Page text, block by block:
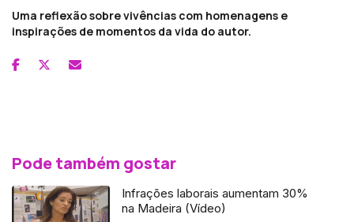
Uma reflexão sobre vivências com homenagens e
inspirações de momentos da vida do autor.
Pode também gostar
Infrações laborais aumentam 30%
na Madeira (Vídeo)